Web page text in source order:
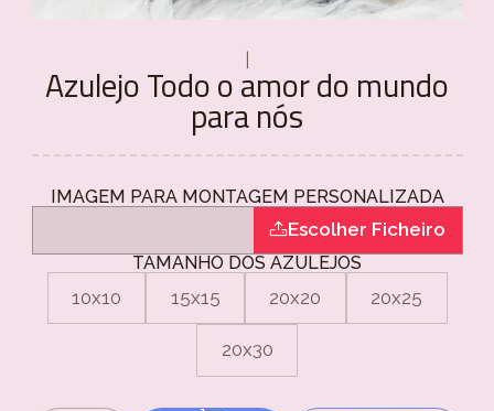
Azulejo Todo o amor do mundo
para nós
IMAGEM PARA MONTAGEM PERSONALIZADA
Escolher Ficheiro
TAMANHO DOS AZULEJOS
10x10 15x15 20x20 20x25
20x30